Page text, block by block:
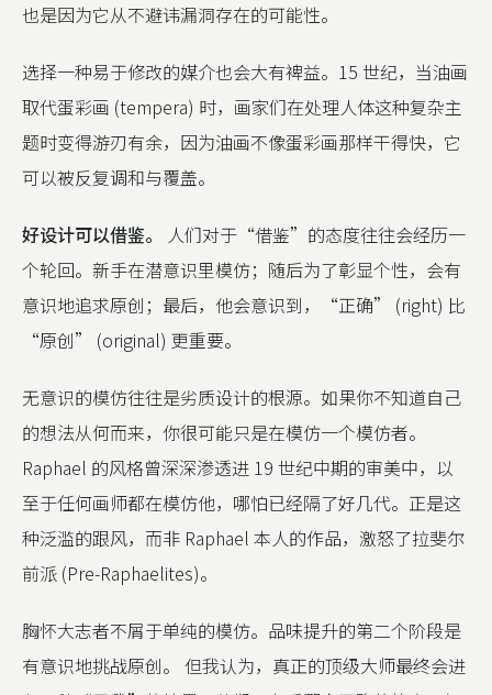
也是因为它从不避讳漏洞存在的可能性。
选择一种易于修改的媒介也会大有裨益。15 世纪，当油画
取代蛋彩画 (tempera) 时，画家们在处理人体这种复杂主
题时变得游刃有余，因为油画不像蛋彩画那样干得快，它
可以被反复调和与覆盖。
好设计可以借鉴。
人们对于“借鉴”的态度往往会经历一
个轮回。新手在潜意识里模仿；随后为了彰显个性，会有
意识地追求原创；最后，他会意识到，“正确” (right) 比
“原创” (original) 更重要。
无意识的模仿往往是劣质设计的根源。如果你不知道自己
的想法从何而来，你很可能只是在模仿一个模仿者。
Raphael 的风格曾深深渗透进 19 世纪中期的审美中，以
至于任何画师都在模仿他，哪怕已经隔了好几代。正是这
种泛滥的跟风，而非 Raphael 本人的作品，激怒了拉斐尔
前派 (Pre-Raphaelites)。
胸怀大志者不屑于单纯的模仿。品味提升的第二个阶段是
有意识地挑战原创。 但我认为，真正的顶级大师最终会进